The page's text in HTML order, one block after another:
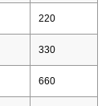
220
330
660